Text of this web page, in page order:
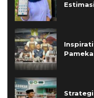
Strategi